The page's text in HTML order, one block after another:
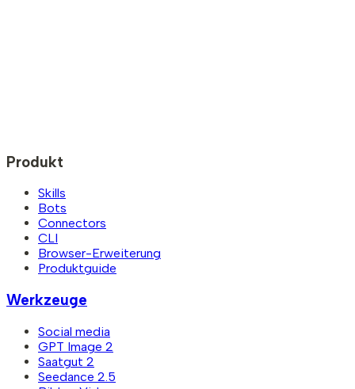
Produkt
Skills
Bots
Connectors
CLI
Browser-Erweiterung
Produktguide
Werkzeuge
Social media
GPT Image 2
Saatgut 2
Seedance 2.5